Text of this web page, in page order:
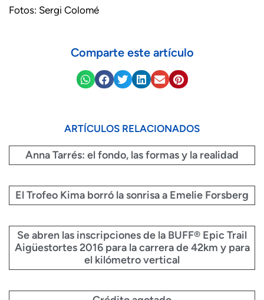
Fotos: Sergi Colomé
Comparte este artículo
ARTÍCULOS RELACIONADOS
Anna Tarrés: el fondo, las formas y la realidad
El Trofeo Kima borró la sonrisa a Emelie Forsberg
Se abren las inscripciones de la BUFF® Epic Trail
Aigüestortes 2016 para la carrera de 42km y para
el kilómetro vertical